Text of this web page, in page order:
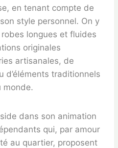
en tenant compte de
style personnel. On y
longues et fluides
originales
artisanales, de
d’éléments traditionnels
monde.
dans son animation
qui, par amour
au quartier, proposent